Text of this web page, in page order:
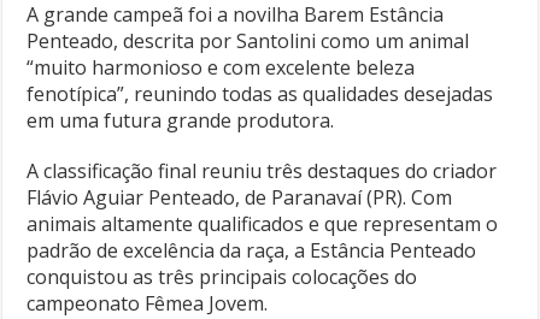
A grande campeã foi a novilha Barem Estância
Penteado, descrita por Santolini como um animal
“muito harmonioso e com excelente beleza
fenotípica”, reunindo todas as qualidades desejadas
em uma futura grande produtora.
A classificação final reuniu três destaques do criador
Flávio Aguiar Penteado, de Paranavaí (PR). Com
animais altamente qualificados e que representam o
padrão de excelência da raça, a Estância Penteado
conquistou as três principais colocações do
campeonato Fêmea Jovem.